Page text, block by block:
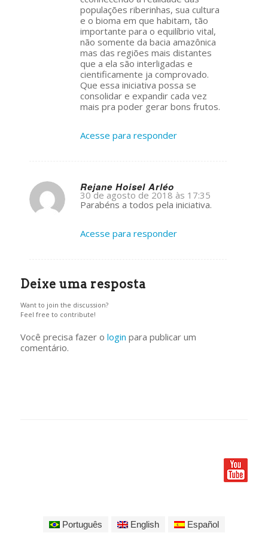
populações riberinhas, sua cultura
e o bioma em que habitam, tão
importante para o equilíbrio vital,
não somente da bacia amazônica
mas das regiões mais distantes
que a ela são interligadas e
cientificamente ja comprovado.
Que essa iniciativa possa se
consolidar e expandir cada vez
mais pra poder gerar bons frutos.
Acesse para responder
Rejane Hoisel Arléo
s
ays:
30 de agosto de 2018 às 17:35
Parabéns a todos pela iniciativa.
Acesse para responder
Deixe uma resposta
Want to join the discussion?
Feel free to contribute!
Você precisa fazer o login para publicar um
comentário.
Português English Español